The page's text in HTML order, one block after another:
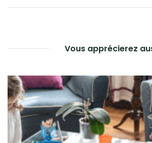
Vous apprécierez